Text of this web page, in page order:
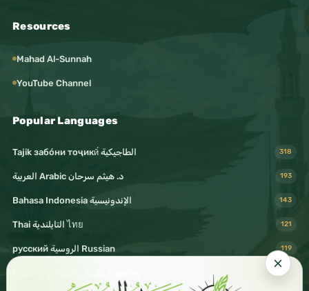
Resources
Mahad Al-Sunnah
YouTube Channel
Popular Languages
Tajik забо́ни тоҷикӣ́ الطاجيكية 318
د. هيثم سرحان Arabic العربية 193
Bahasa Indonesia الإندونيسية 143
Thai التايلندية ไทย 121
русский الروسية Russian 119
116